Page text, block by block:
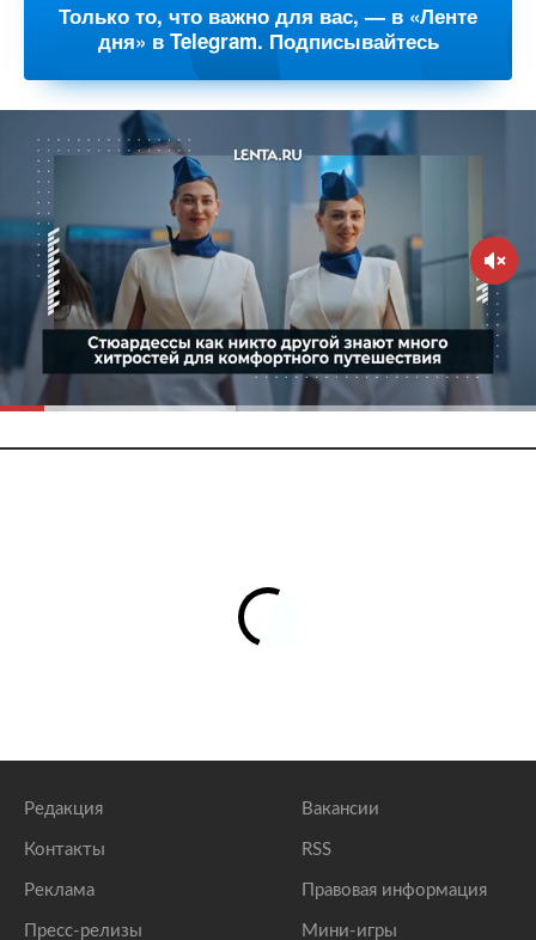
Только то, что важно для вас, — в «Ленте
дня» в Telegram. Подписывайтесь
Редакция
Контакты
Реклама
Пресс-релизы
Вакансии
RSS
Правовая информация
Мини-игры